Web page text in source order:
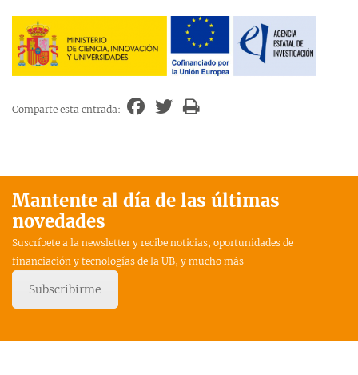
Comparte esta entrada:
Mantente al día de las últimas
novedades
Suscríbete a la newsletter y recibe noticias, oportunidades de
financiación y tecnologías de la UB, y mucho más
Subscribirme